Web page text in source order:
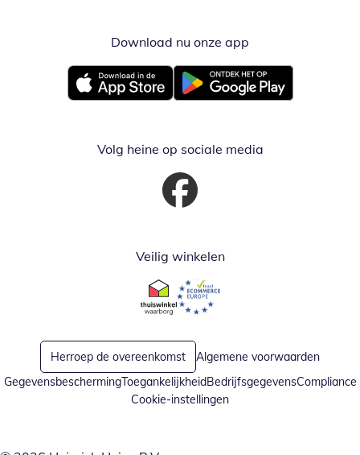
Download nu onze app
Opent in nieuw vensterOpent in nieuw venster
Volg heine op sociale media
Opent in nieuw venster
Veilig winkelen
Opent in nieuw venster
Opent in nieuw venster
Herroep de overeenkomst
Algemene voorwaarden
GegevensbeschermingToegankelijkheidBedrijfsgegevensCompliance
Cookie-instellingen